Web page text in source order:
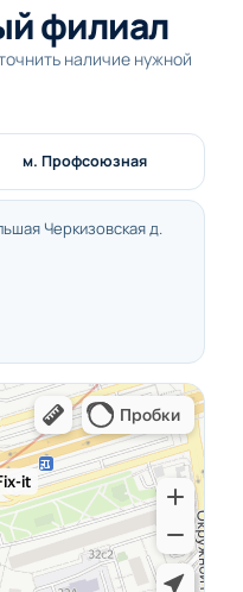
филиал
наличие нужной
Черкизовская д.
м. Профсоюзная